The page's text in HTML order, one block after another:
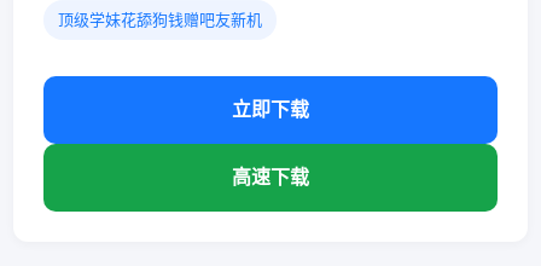
顶级学妹花舔狗钱赠吧友新机
立即下载
高速下载